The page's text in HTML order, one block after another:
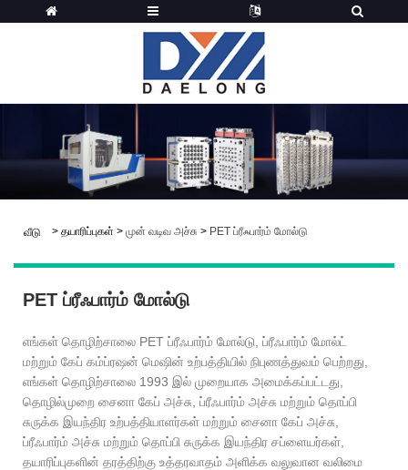
வீடு > தயாரிப்புகள் > முன் வடிவ அச்சு > PET ப்ரீஃபார்ம் மோல்டு
PET ப்ரீஃபார்ம் மோல்டு
எங்கள் தொழிற்சாலை PET ப்ரீஃபார்ம் மோல்டு, ப்ரீஃபார்ம் மோல்ட்
மற்றும் கேப் கம்ப்ரஷன் மெஷின் உற்பத்தியில் நிபுணத்துவம் பெற்றது,
எங்கள் தொழிற்சாலை 1993 இல் முறையாக அமைக்கப்பட்டது,
தொழில்முறை சைனா கேப் அச்சு, ப்ரீஃபார்ம் அச்சு மற்றும் தொப்பி
சுருக்க இயந்திர உற்பத்தியாளர்கள் மற்றும் சைனா கேப் அச்சு,
ப்ரீஃபார்ம் அச்சு மற்றும் தொப்பி சுருக்க இயந்திர சப்ளையர்கள்,
தயாரிப்புகளின் தரத்திற்கு உத்தரவாதம் அளிக்க வலுவான வலிமை